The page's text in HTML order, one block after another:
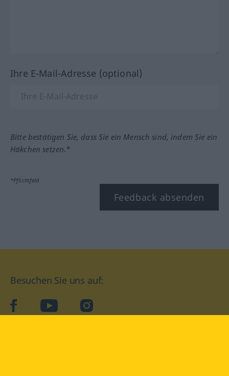
Ihre E-Mail-Adresse (optional)
Bitte bestätigen Sie, dass Sie ein Mensch sind, indem Sie ein
Häkchen setzen.*
*Pflichtfeld
Feedback absenden
Besuchen Sie uns auf:
facebookYouTube Instagram